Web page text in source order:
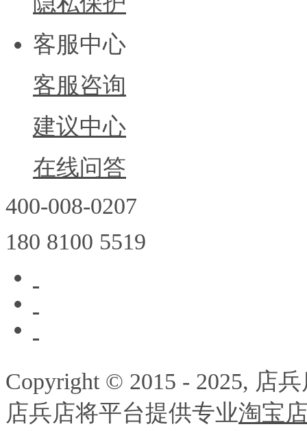
客服中心
客服咨询
建议中心
在线问答
400-008-0207
180 8100 5519
Copyright © 2015 - 2025, 店
店兵店将平台提供专业淘宝